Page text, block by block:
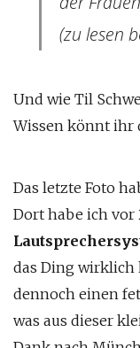
(zu lesen
Und wie Til
Wissen könnt ihr
Das letzte Foto
Dort habe ich vor
das Ding wirklich
dennoch einen
was aus dieser